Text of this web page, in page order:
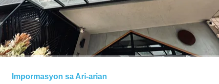
Impormasyon sa Ari-arian